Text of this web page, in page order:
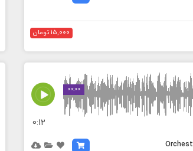
15,000 تومان
00:00
MEDIA_ELEMENT_ERROR:
0:12